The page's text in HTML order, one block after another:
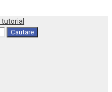
Cautare